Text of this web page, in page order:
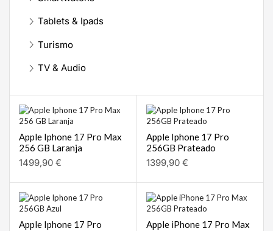
Tablets & Ipads
Turismo
TV & Audio
Apple Iphone 17 Pro Max
256 GB Laranja
1499,90 €
Apple Iphone 17 Pro
256GB Prateado
1399,90 €
Apple Iphone 17 Pro
Apple iPhone 17 Pro Max